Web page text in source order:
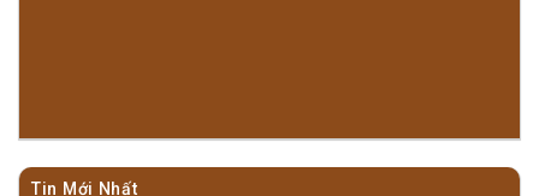
Tin Mới Nhất